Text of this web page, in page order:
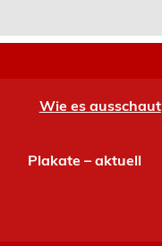
Wie es ausschaut
Plakate – aktuell